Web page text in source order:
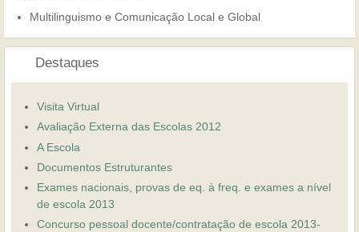
Multilinguismo e Comunicação Local e Global
Destaques
Visita Virtual
Avaliação Externa das Escolas 2012
A Escola
Documentos Estruturantes
Exames nacionais, provas de eq. à freq. e exames a nível
de escola 2013
Concurso pessoal docente/contratação de escola 2013-